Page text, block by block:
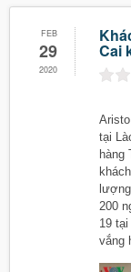
FEB
29
2020
Cai
tại
hàng
200
19
vắng